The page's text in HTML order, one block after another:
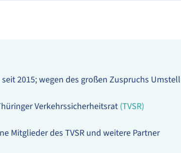
seit 2015; wegen des großen Zuspruchs
Verkehrssicherheitsrat(TVSR)
Mitglieder des TVSR und weitere Partner